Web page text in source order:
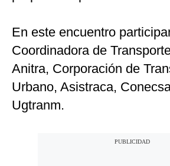
En este encuentro
Coordinadora de
Anitra, Corporación de
Urbano, Asistraca,
Ugtranm.